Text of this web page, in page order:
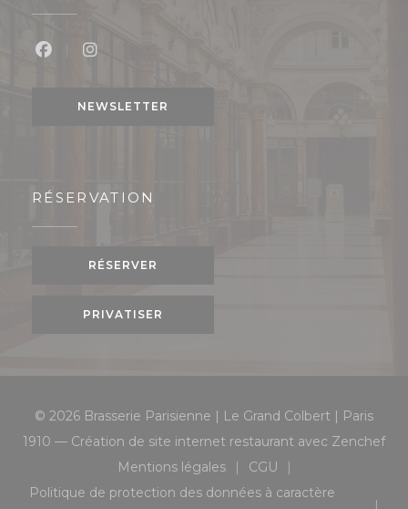
NEWSLETTER
RÉSERVATION
RÉSERVER
PRIVATISER
© 2026 Brasserie Parisienne | Le Grand Colbert | Paris
1910 — Création de site internet restaurant avec Zenchef
Mentions légales
((ouvre une nouvelle fenêtre))
CGU
((ouvre une
Politique de protection des données à caractère